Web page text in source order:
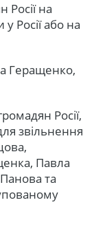
Росії на
Росії або на
Геращенко,
Росії,
звільнення
Павла
та